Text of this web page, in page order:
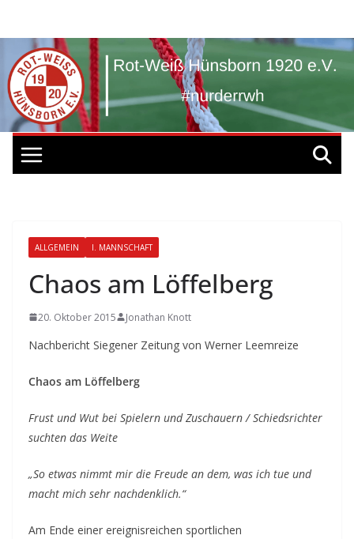
springen
ALLGEMEIN I. MANNSCHAFT
Chaos am Löffelberg
20. Oktober 2015 Jonathan Knott
Nachbericht Siegener Zeitung von Werner Leemreize
Chaos am Löffelberg
Frust und Wut bei Spielern und Zuschauern / Schiedsrichter
suchten das Weite
„So etwas nimmt mir die Freude an dem, was ich tue und
macht mich sehr nachdenklich.“
Am Ende einer ereignisreichen sportlichen